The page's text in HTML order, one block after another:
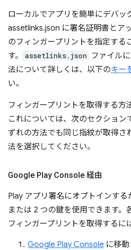
ローカルでアプリを簡単にデバッ
assetlinks.json に署名証明書とア
のフィンガープリントを指定する
す。
assetlinks.json ファイル
法について詳しくは、以下のキー
い。
フィンガープリントを取得する方
これについては、次のセクション
ずれの方法でも同じ指紋が取得さ
法を選択してください。
Google Play Console 経由
Play アプリ署名にオプトインする
または 2 つの鍵を使用できます。
フィンガープリントを取得するに
Google Play Console に移動